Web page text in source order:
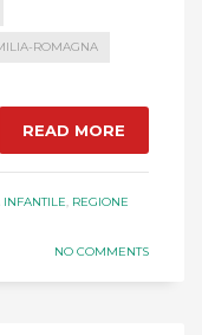
ROMAGNA
READ MORE
INFANTILE REGIONE
NO COMMENTS